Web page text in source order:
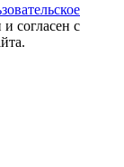
согласен с